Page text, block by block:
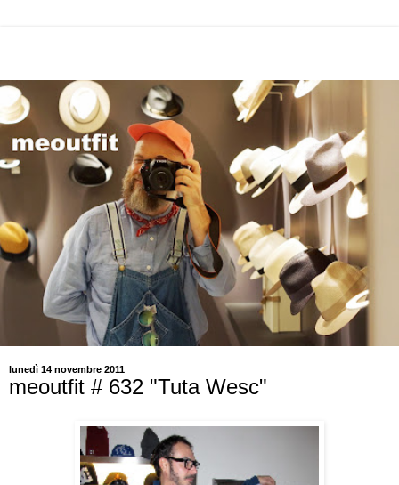
lunedì 14 novembre 2011
meoutfit # 632 "Tuta Wesc"